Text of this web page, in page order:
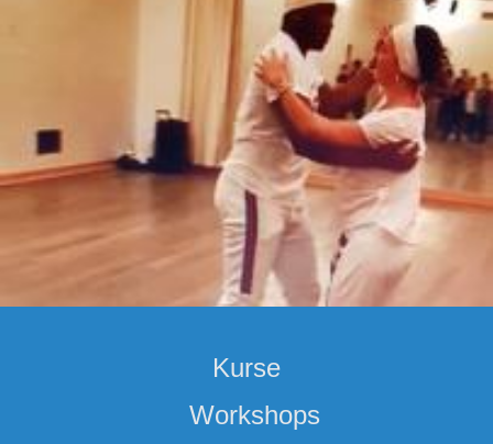
Kurse
Workshops